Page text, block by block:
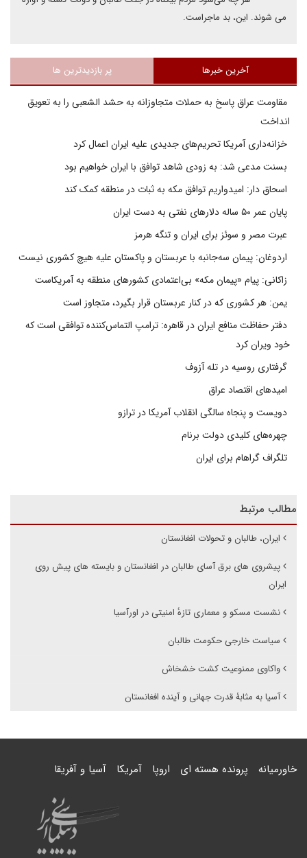
می شوند. این، بد ماجراست.
آخرین خبرها پر بازدیدترین ها
مقاومت عراق پاسخ به حملات متجاوزانه به حشد الشعبی را به تعویق
انداخت
خزانه‌داری آمریکا تحریم‌های جدیدی علیه ایران اعمال کرد
بسنت مدعی شد: به زودی شاهد توافق با ایران خواهیم بود
اسحاق دار: امیدواریم توافق مکه به ثبات در منطقه کمک کند
پایان عمر ۵۰ ساله دلارهای نفتی به دست ایران
عبرت مصر و سوئز برای ایران و تنگه هرمز
اردوغان: پیمان سه‌جانبه با عربستان و پاکستان علیه هیچ کشوری نیست
زاکانی: پیام «پیمان مکه» بی‌اعتمادی کشورهای منطقه به آمریکاست
یمن: هر کشوری که در کنار عربستان قرار بگیرد، متجاوز است
دفتر حفاظت منافع ایران در قاهره: ترامپ التماس‌کننده توافقی است که
خود ویران کرد
گرفتاری روسیه در تله آزوف
امیدهای اقتصاد عراق
دویست و پنجاه سالگی انقلاب آمریکا در ترازو
چهره‌های کلیدی دولت برنام
تلگراف گراهام برای ایران
مطالب مرتبط
ایران، طالبان و تحولات افغانستان
پیشروی های برق آسای طالبان در افغانستان و بایسته های پیش روی
ایران
نشست مسکو و معماری تازهٔ امنیتی در اورآسیا
سیاست خارجی حکومت طالبان
واکاوی ممنوعیت کشت خشخاش
آسیا به مثابۀ قدرت جهانی و آینده افغانستان
خاورمیانه پرونده هسته ای اروپا آمریکا آسیا و آفریقا